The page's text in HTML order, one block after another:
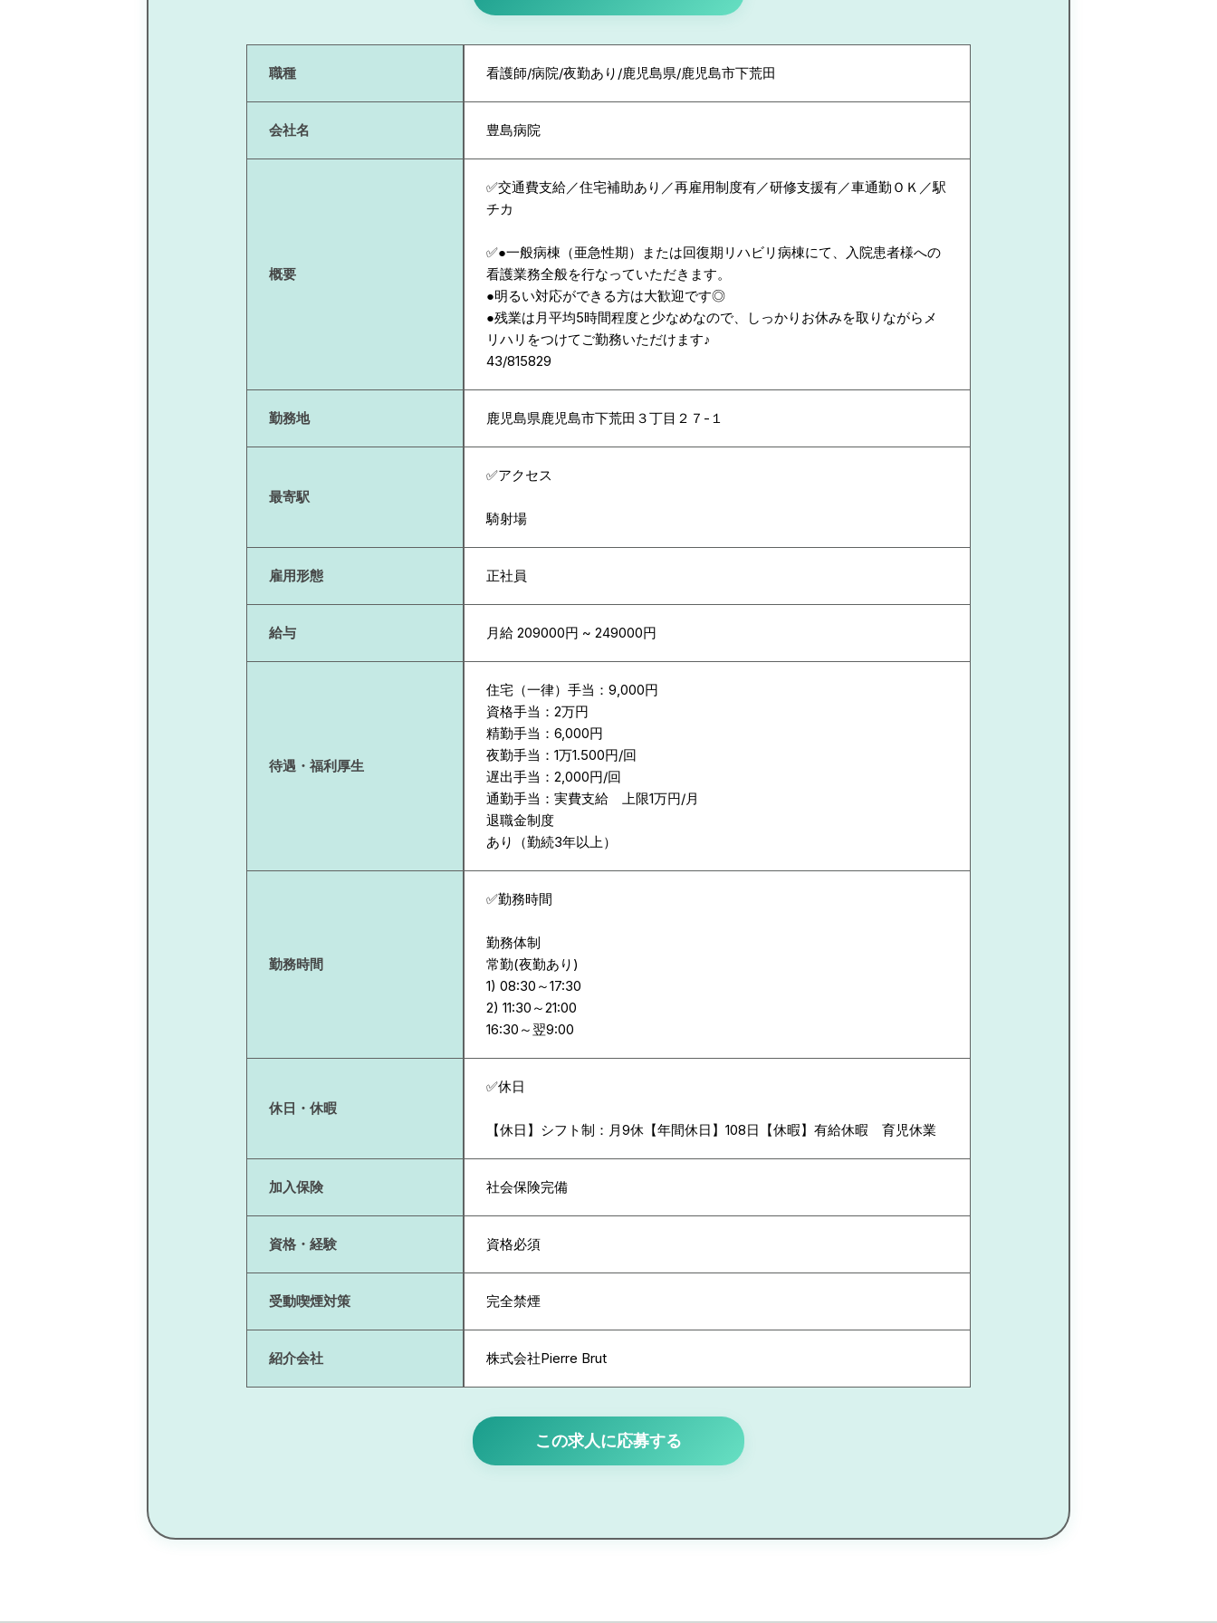
職種 看護師/病院/夜勤あり/鹿児島県/鹿児島市下荒田
会社名 豊島病院
概要
✅交通費支給／住宅補助あり／再雇用制度有／研修支援有／車通勤ＯＫ／駅
チカ
✅●一般病棟（亜急性期）または回復期リハビリ病棟にて、入院患者様への
看護業務全般を行なっていただきます。
●明るい対応ができる方は大歓迎です◎
●残業は月平均5時間程度と少なめなので、しっかりお休みを取りながらメ
リハリをつけてご勤務いただけます♪
43/815829
勤務地 鹿児島県鹿児島市下荒田３丁目２７-１
最寄駅
✅アクセス
騎射場
雇用形態 正社員
給与 月給 209000円 ~ 249000円
待遇・福利厚生
住宅（一律）手当：9,000円
資格手当：2万円
精勤手当：6,000円
夜勤手当：1万1.500円/回
遅出手当：2,000円/回
通勤手当：実費支給 上限1万円/月
退職金制度
あり（勤続3年以上）
勤務時間
✅勤務時間
勤務体制
常勤(夜勤あり)
1) 08:30～17:30
2) 11:30～21:00
休日・休暇
✅休日
【休日】シフト制：月9休【年間休日】108日【休暇】有給休暇 育児休業
加入保険 社会保険完備
資格・経験 資格必須
受動喫煙対策 完全禁煙
紹介会社 株式会社Pierre Brut
この求人に応募する